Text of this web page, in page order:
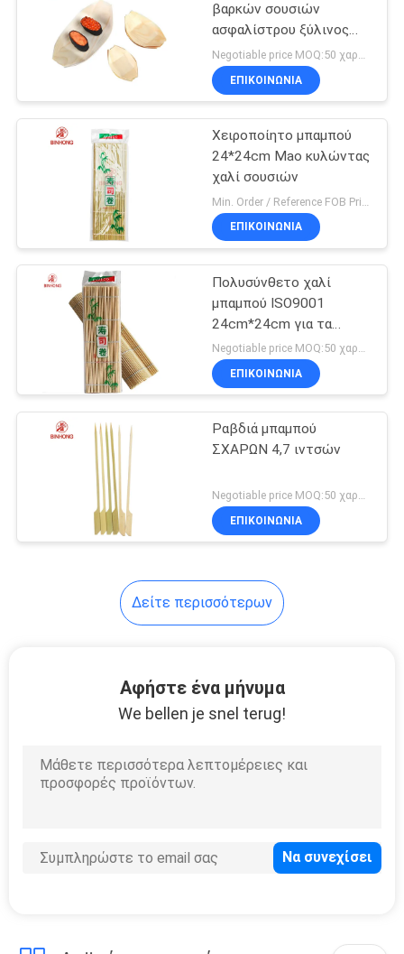
Το πλαστικό
παίρνει μαζί το
κιβώτιο
Καλάθι ατμοπλοίων
μπαμπού
24
Φρέσκα φύλλα
μπαμπού
μίας χρήσης
της Kraft
βαρκών σουσιών
ασφαλίστρου ξύλινος
24.5*12.5cm
ΕΠΙΚΟΙΝΩΝΙΑ
Χειροποίητο μπαμπού
24*24cm Mao κυλώντας
χαλί σουσιών
ΕΠΙΚΟΙΝΩΝΙΑ
Πολυσύνθετο χαλί
μπαμπού ISO9001
24cm*24cm για τα
σούσια
Negotiable price MOQ:50 χαρτοκιβώτιο
ΕΠΙΚΟΙΝΩΝΙΑ
Ραβδιά μπαμπού
ΣΧΑΡΩΝ 4,7 ιντσών
Negotiable price MOQ:50 χαρτοκιβώτιο
ΕΠΙΚΟΙΝΩΝΙΑ
Δείτε περισσότερων
Αφήστε ένα μήνυμα
We bellen je snel terug!